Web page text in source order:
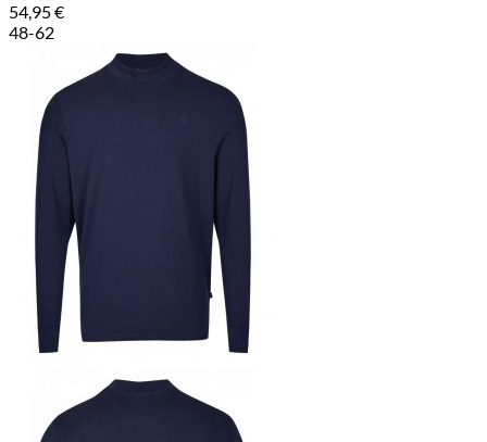
54,95€
48-62